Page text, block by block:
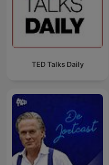
TED Talks Daily